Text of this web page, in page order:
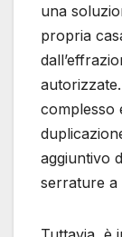
una
propria
complesso
aggiuntivo
serrature a